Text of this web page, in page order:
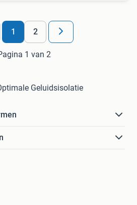
1 2
1 van 2
Geluidsisolatie